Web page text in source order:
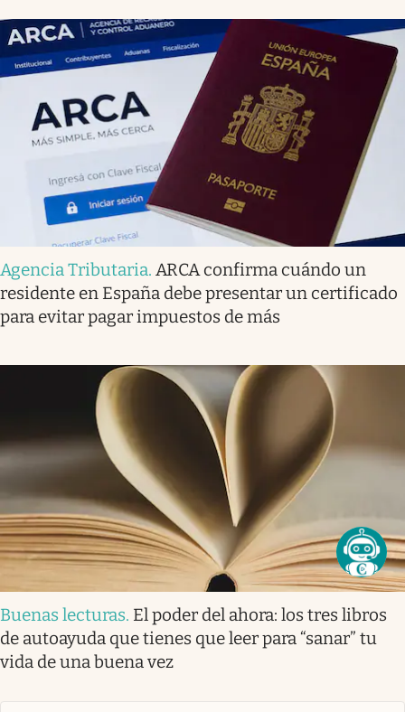
Agencia Tributaria. ARCA confirma cuándo un
residente en España debe presentar un certificado
para evitar pagar impuestos de más
Buenas lecturas. El poder del ahora: los tres libros
de autoayuda que tienes que leer para “sanar” tu
vida de una buena vez